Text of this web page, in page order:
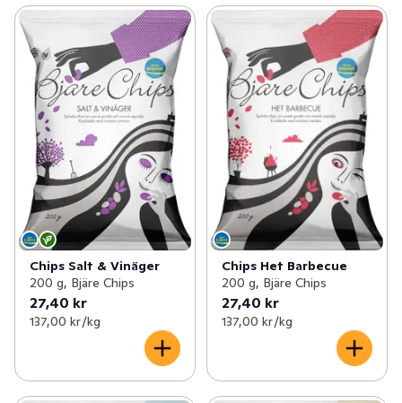
Chips Salt & Vinäger
200 g, Bjäre Chips
27,40 kr
137,00 kr /kg
Chips Het Barbecue
200 g, Bjäre Chips
27,40 kr
137,00 kr /kg